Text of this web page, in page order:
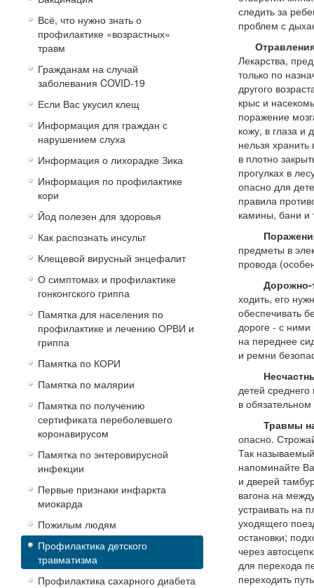
Всё, что нужно знать о
профилактике «возрастных»
травм
Гражданам на случай
заболевания COVID-19
Если Вас укусил клещ
Информация для граждан с
нарушением слуха
Информация о лихорадке Зика
Информация по профилактике
кори
Йод полезен для здоровья
Как распознать инсульт
Клещевой вирусный энцефалит
О симптомах и профилактике
гонконгского гриппа
Памятка для населения по
профилактике и лечению ОРВИ и
гриппа
Памятка по КОРИ
Памятка по малярии
Памятка по получению
сертификата переболевшего
коронавирусом
Памятка по энтеровирусной
инфекции
Первые признаки инфаркта
миокарда
Пожилым людям
Профилактика детского
травматизма
Профилактика сахарного диабета
следить за
проблем с
Лекарства,
только по
другого
крыс и
поражение
кожу, в глаза и
нельзя
в плотно
прогулках в
опасно для
правила
камины, бани и
Поражения
предметы в
провода
Дорожно-
ходить, его
обеспечивать
дороге - с ними
на переднее
и ремни
Несчастные
детей
в
Травмы на
опасно.
Так
напоминайте
и дверей
вагона на
устраивать
уходящего
остановки;
через
для перехода
переходить